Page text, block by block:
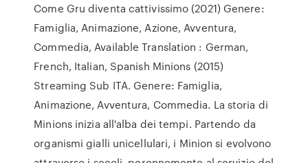
Come Gru diventa cattivissimo (2021) Genere:
Famiglia, Animazione, Azione, Avventura,
Commedia, Available Translation : German,
French, Italian, Spanish Minions (2015)
Streaming Sub ITA. Genere: Famiglia,
Animazione, Avventura, Commedia. La storia di
Minions inizia all'alba dei tempi. Partendo da
organismi gialli unicellulari, i Minion si evolvono